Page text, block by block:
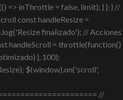
=> inThrottle = false, limit); } }; } //
const handleResize =
finalizado'); // Acciones
handleScroll = throttle(function()
}, 100);
$(window).on('scroll',
//